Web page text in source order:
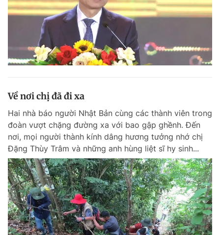
Về nơi chị đã đi xa
Hai nhà báo người Nhật Bản cùng các thành viên trong
đoàn vượt chặng đường xa với bao gập ghềnh. Đến
nơi, mọi người thành kính dâng hương tưởng nhớ chị
Đặng Thùy Trâm và những anh hùng liệt sĩ hy sinh...